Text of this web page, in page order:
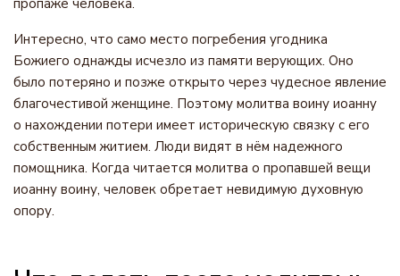
пропаже человека.
Интересно, что само место погребения угодника
Божиего однажды исчезло из памяти верующих. Оно
было потеряно и позже открыто через чудесное явление
благочестивой женщине. Поэтому молитва воину иоанну
о нахождении потери имеет историческую связку с его
собственным житием. Люди видят в нём надежного
помощника. Когда читается молитва о пропавшей вещи
иоанну воину, человек обретает невидимую духовную
опору.